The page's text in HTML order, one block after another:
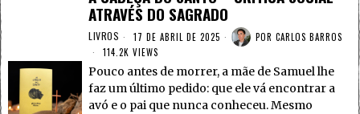
ATRAVÉS DO SAGRADO
LIVROS 17 DE ABRIL DE 2025 POR CARLOS BARROS
114.2K VIEWS
Pouco antes de morrer, a mãe de Samuel lhe
faz um último pedido: que ele vá encontrar a
avó e o pai que nunca conheceu. Mesmo